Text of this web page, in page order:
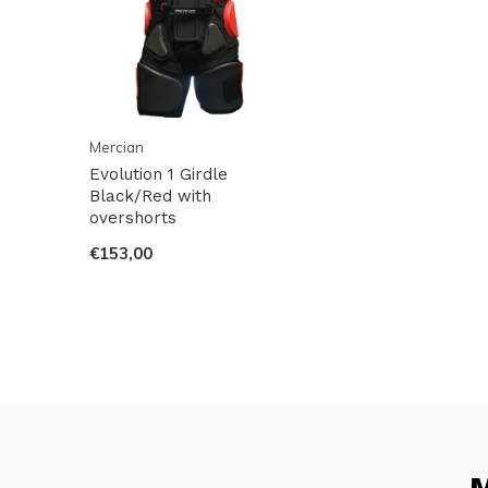
Mercian
Evolution 1 Girdle
Black/Red with
overshorts
€153,00